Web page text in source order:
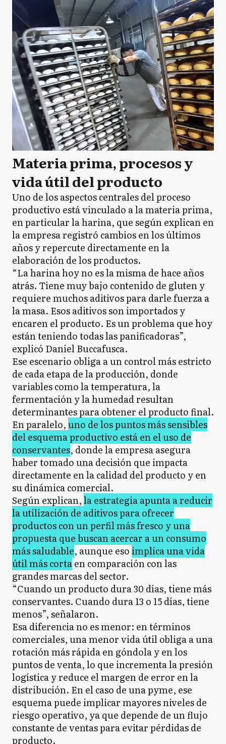
Materia prima, procesos y
vida útil del producto
Uno de los aspectos centrales del proceso
productivo está vinculado a la materia prima,
en particular la harina, que según explican en
la empresa registró cambios en los últimos
años y repercute directamente en la
elaboración de los productos.
“La harina hoy no es la misma de hace años
atrás. Tiene muy bajo contenido de gluten y
requiere muchos aditivos para darle fuerza a
la masa. Esos aditivos son importados y
encaren el producto. Es un problema que hoy
están teniendo todas las panificadoras”,
explicó Daniel Buccafusca.
Ese escenario obliga a un control más estricto
de cada etapa de la producción, donde
variables como la temperatura, la
fermentación y la humedad resultan
determinantes para obtener el producto final.
En paralelo,uno de los puntos más sensibles
del esquema productivo está en el uso de
conservantes, donde la empresa asegura
haber tomado una decisión que impacta
directamente en la calidad del producto y en
su dinámica comercial.
Según explican,la estrategia apunta a reducir
la utilización de aditivos para ofrecer
productos con un perfil más fresco y una
propuesta que buscan acercar a un consumo
más saludable, aunque eso implica una vida
útil más cortaen comparación con las
grandes marcas del sector.
“Cuando un producto dura 30 días, tiene más
conservantes. Cuando dura 13 o 15 días, tiene
menos”, señalaron.
Esa diferencia no es menor: en términos
comerciales, una menor vida útil obliga a una
rotación más rápida en góndola y en los
puntos de venta, lo que incrementa la presión
logística y reduce el margen de error en la
distribución. En el caso de una pyme, ese
esquema puede implicar mayores niveles de
riesgo operativo, ya que depende de un flujo
constante de ventas para evitar pérdidas de
producto.